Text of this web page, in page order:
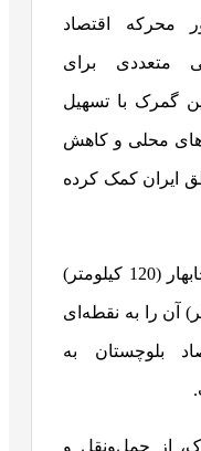
محرکه اقتصاد
متعددی برای
گمرک با تسهیل
محلی و کاهش
ایران کمک کرده
نزدیکی گمرک ریمدان به بندر چابهار (120 کیلومتر)
(70 کیلومتر) آن را به نقطه‌ای
بلوچستان به
از حمل‌ونقل و